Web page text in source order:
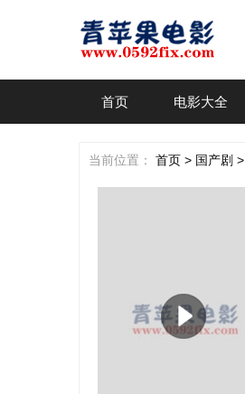
首页 电影大全
当前位置： 首页 > 国产剧 >